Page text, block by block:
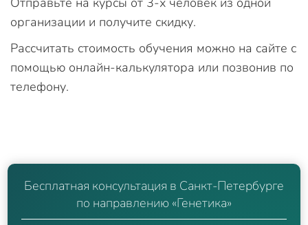
организации и получите скидку.
Рассчитать стоимость обучения можно на сайте с
помощью онлайн-калькулятора или позвонив по
телефону.
Бесплатная консультация в Санкт-Петербурге
по направлению «Генетика»